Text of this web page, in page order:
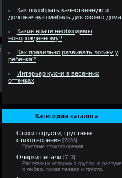
Как подобрать качественную и
долговечную мебель для своего дома
Какие врачи необходимы
новорожденному?
Как правильно развивать логику у
ребенка?
Интерьер кухни в весенних
оттенках
Категории каталога
Стихи о грусти, грустные
стихотворения [7856]
Грустные стихотворения
Очерки печали [713]
Рассказы и истории о грусти, о разлуке,
о любви. проза печали и грусти.